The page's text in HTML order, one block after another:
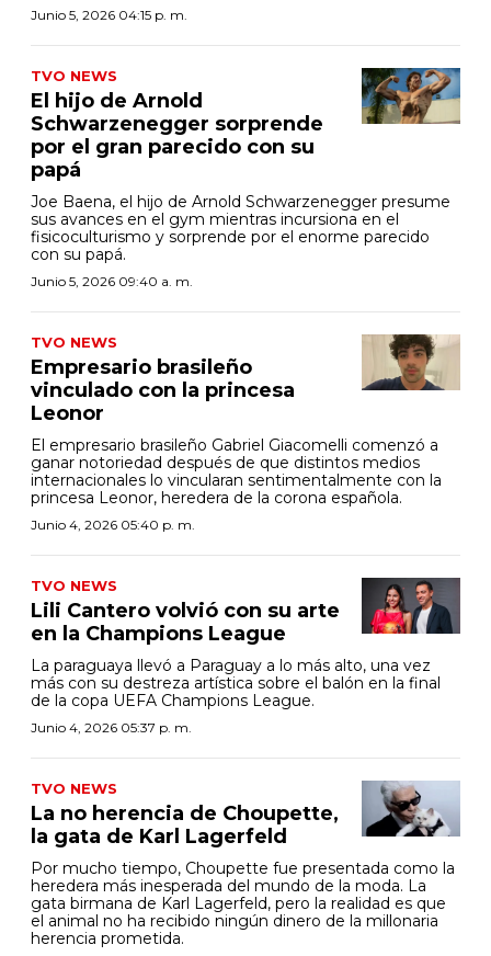
Junio 5, 2026 04:15 p. m.
TVO NEWS
El hijo de Arnold
Schwarzenegger sorprende
por el gran parecido con su
papá
Joe Baena, el hijo de Arnold Schwarzenegger presume
sus avances en el gym mientras incursiona en el
fisicoculturismo y sorprende por el enorme parecido
con su papá.
Junio 5, 2026 09:40 a. m.
TVO NEWS
Empresario brasileño
vinculado con la princesa
Leonor
El empresario brasileño Gabriel Giacomelli comenzó a
ganar notoriedad después de que distintos medios
internacionales lo vincularan sentimentalmente con la
princesa Leonor, heredera de la corona española.
Junio 4, 2026 05:40 p. m.
TVO NEWS
Lili Cantero volvió con su arte
en la Champions League
La paraguaya llevó a Paraguay a lo más alto, una vez
más con su destreza artística sobre el balón en la final
de la copa UEFA Champions League.
Junio 4, 2026 05:37 p. m.
TVO NEWS
La no herencia de Choupette,
la gata de Karl Lagerfeld
Por mucho tiempo, Choupette fue presentada como la
heredera más inesperada del mundo de la moda. La
gata birmana de Karl Lagerfeld, pero la realidad es que
el animal no ha recibido ningún dinero de la millonaria
herencia prometida.